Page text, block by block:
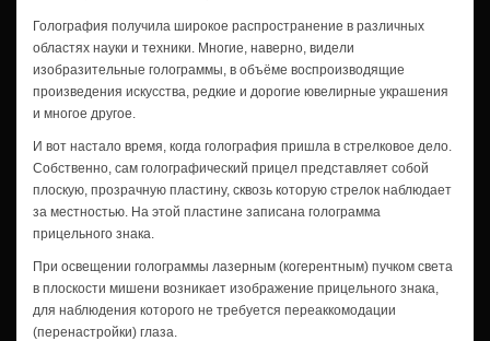
Голография получила широкое распространение в различных
областях науки и техники. Многие, наверно, видели
изобразительные голограммы, в объёме воспроизводящие
произведения искусства, редкие и дорогие ювелирные украшения
и многое другое.
И вот настало время, когда голография пришла в стрелковое дело.
Собственно, сам голографический прицел представляет собой
плоскую, прозрачную пластину, сквозь которую стрелок наблюдает
за местностью. На этой пластине записана голограмма
прицельного знака.
При освещении голограммы лазерным (когерентным) пучком света
в плоскости мишени возникает изображение прицельного знака,
для наблюдения которого не требуется переаккомодации
(перенастройки) глаза.